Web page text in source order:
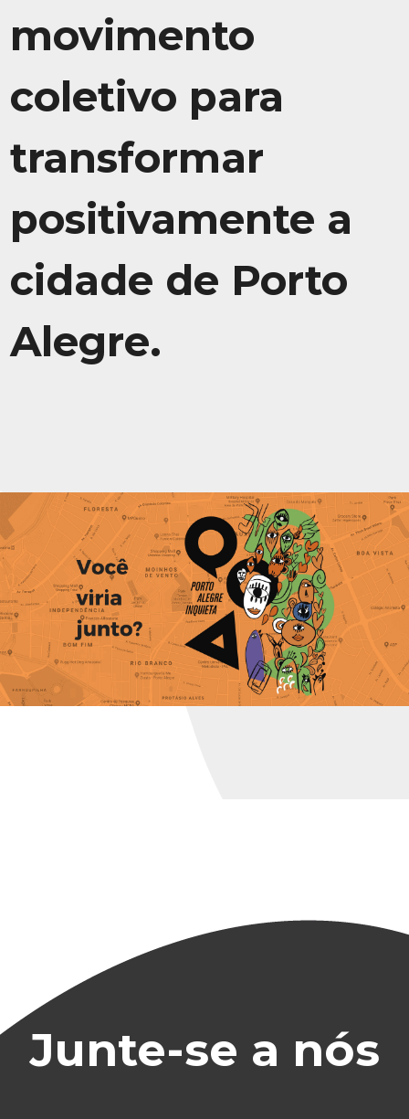
movimento
coletivo para
transformar
positivamente a
cidade de Porto
Alegre.
Junte-se a nós